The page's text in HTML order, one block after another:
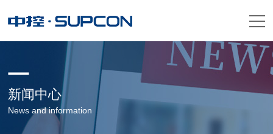
新闻中心
News and information